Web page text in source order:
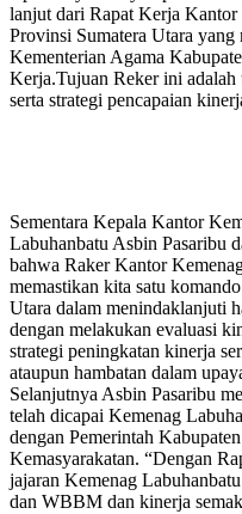
lanjut dari Rapat Kerja
Provinsi Sumatera Utara yang
Kementerian Agama
Kerja.Tujuan Reker ini adalah
serta strategi pencapaian
Sementara Kepala Kantor
Labuhanbatu Asbin Pasaribu
bahwa Raker Kantor
memastikan kita satu
Utara dalam menindaklanjuti
dengan melakukan evaluasi
strategi peningkatan kinerja
ataupun hambatan dalam
Selanjutnya Asbin Pasaribu
telah dicapai Kemenag
dengan Pemerintah
Kemasyarakatan. “Dengan
jajaran Kemenag
dan WBBM dan kinerja